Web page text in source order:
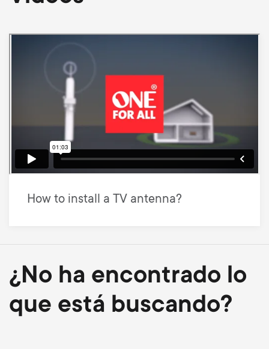
How to install a TV antenna?
¿No ha encontrado lo
que está buscando?